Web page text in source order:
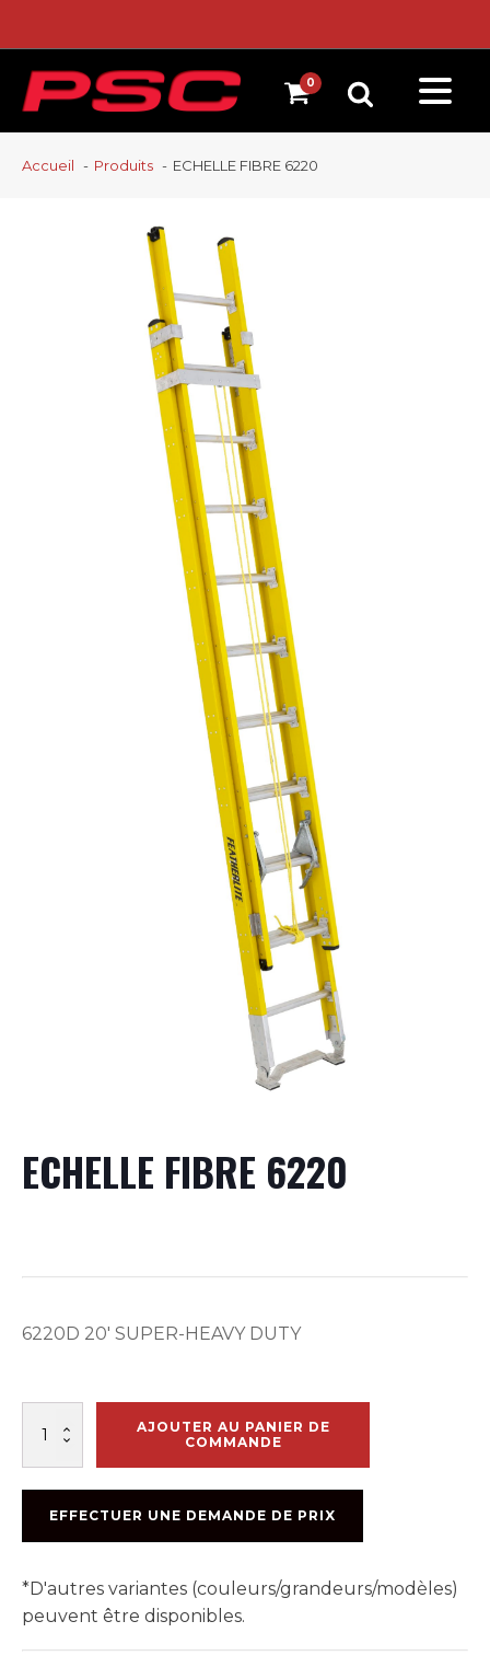
Accueil Produits ECHELLE FIBRE 6220
ECHELLE FIBRE 6220
6220D 20′ SUPER-HEAVY DUTY
ECHELLE
AJOUTER AU PANIER DE
COMMANDE
EFFECTUER UNE DEMANDE DE PRIX
*D'autres variantes (couleurs/grandeurs/modèles)
peuvent être disponibles.